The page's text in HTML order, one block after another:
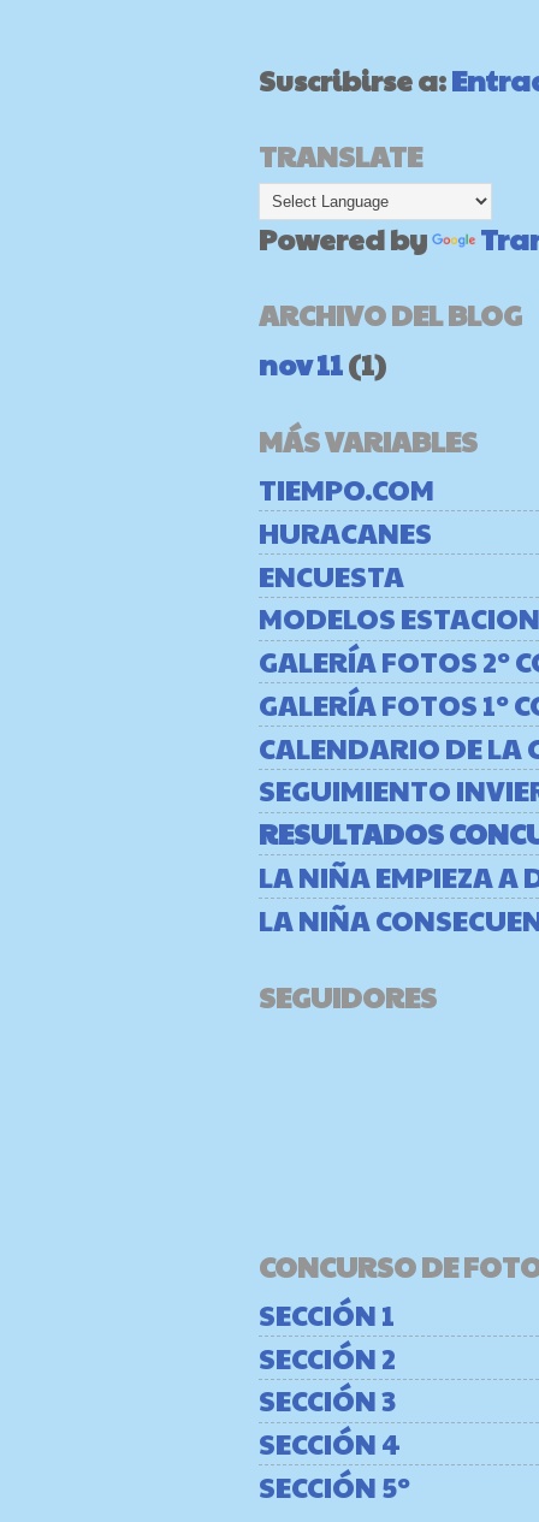
Suscribirse a:
TRANSLATE
Powered by
ARCHIVO DEL BLOG
nov 11(1)
MÁS VARIABLES
TIEMPO.COM
HURACANES
ENCUESTA
MODELOS
GALERÍA FOTOS 2º
GALERÍA FOTOS 1º
CALENDARIO DE LA
SEGUIMIENTO
RESULTADOS
LA NIÑA EMPIEZA A
LA NIÑA
SEGUIDORES
CONCURSO DE
SECCIÓN 1
SECCIÓN 2
SECCIÓN 3
SECCIÓN 4
SECCIÓN 5º